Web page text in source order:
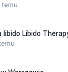
temu
libido Libido